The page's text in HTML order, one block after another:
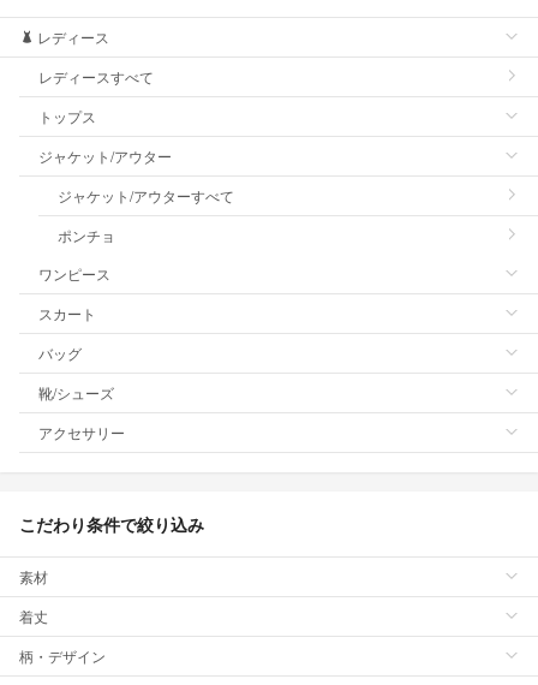
レディース
レディースすべて
トップス
ジャケット/アウター
ジャケット/アウターすべて
ポンチョ
ワンピース
スカート
バッグ
靴/シューズ
アクセサリー
こだわり条件で絞り込み
素材
着丈
柄・デザイン